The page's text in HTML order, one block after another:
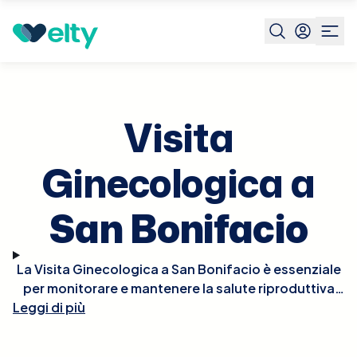
Prenota visita San Bonifacio
Visita
Ginecologica a
San Bonifacio
La Visita Ginecologica a San Bonifacio è essenziale
per monitorare e mantenere la salute riproduttiva
femminile. Durante la visita, il ginecologo condurrà
Leggi di più